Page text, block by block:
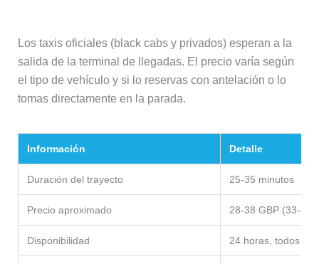
Los taxis oficiales (black cabs y privados) esperan a la
salida de la terminal de llegadas. El precio varía según
el tipo de vehículo y si lo reservas con antelación o lo
tomas directamente en la parada.
Información Detalle
Duración del trayecto 25-35 minutos
Precio aproximado 28-38 GBP (33-45
Disponibilidad 24 horas, todos los